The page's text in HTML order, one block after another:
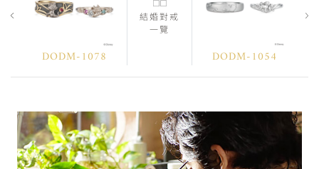
DODM-1078
結婚對戒
一覽
DODM-1054